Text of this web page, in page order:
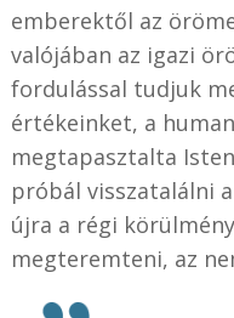
emberektől az
valójában az igazi
fordulással tudjuk
értékeinket, a
megtapasztalta
próbál visszatalálni
újra a régi
megteremteni, az